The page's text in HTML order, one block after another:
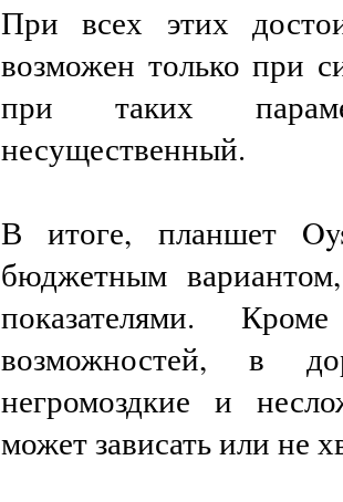
При всех этих
возможен только при
при таких
несущественный.
В итоге, планшет
бюджетным
показателями.
возможностей, в
негромоздкие и
может зависать или не